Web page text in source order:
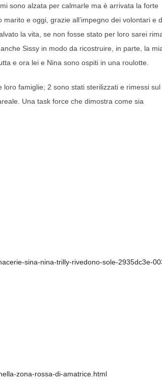
sono alzata per calmarle ma è arrivata la forte
e oggi, grazie all’impegno dei volontari e
la vita, se non fosse stato per loro sarei
Sissy in modo da ricostruire, in parte, la
e ora lei e Nina sono ospiti in una roulotte.
famiglie; 2 sono stati sterilizzati e rimessi sul
Una task force che dimostra come sia
sina-nina-trilly-rivedono-sole-2935dc3e-
zona-rossa-di-amatrice.html